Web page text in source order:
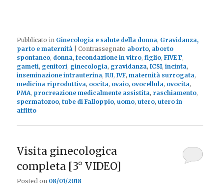
Pubblicato in Ginecologia e salute della donna, Gravidanza,
parto e maternità
|Contrassegnato aborto, aborto
spontaneo, donna,fecondazione in vitro,figlio,FIVET,
gameti, genitori, ginecologia, gravidanza,ICSI,incinta,
inseminazione intrauterina,IUI,IVF,maternità surrogata,
medicina riproduttiva, oocita, ovaio, ovocellula, ovocita,
PMA, procreazione medicalmente assistita, raschiamento,
spermatozoo,tube di Falloppio,uomo,utero,utero in
affitto
Visita ginecologica
completa [3° VIDEO]
Posted on 08/01/2018